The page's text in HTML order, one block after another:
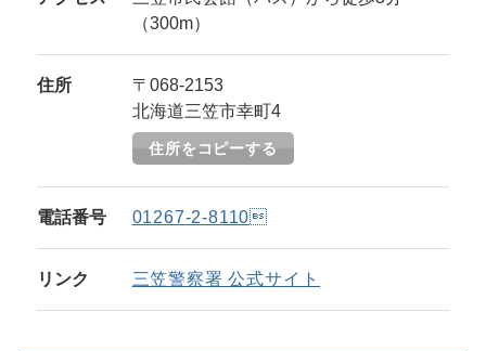
（300m）
住所
〒068-2153
北海道三笠市幸町4
住所をコピーする
電話番号 01267-2-8110
リンク 三笠警察署 公式サイト